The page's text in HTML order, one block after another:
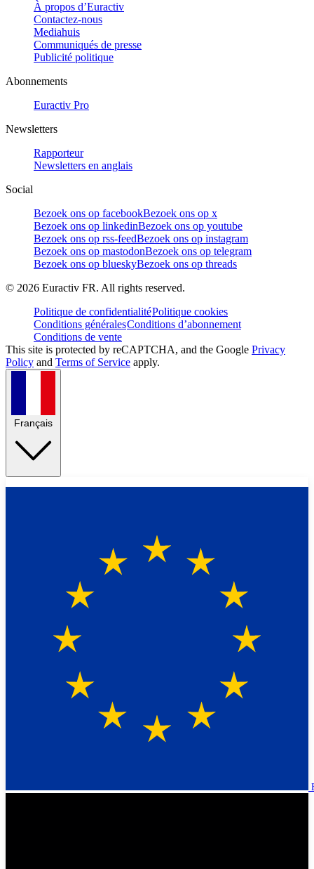
À propos d’Euractiv
Contactez-nous
Mediahuis
Communiqués de presse
Publicité politique
Abonnements
Euractiv Pro
Newsletters
Rapporteur
Newsletters en anglais
Social
Bezoek ons op facebookBezoek ons op x
Bezoek ons op linkedinBezoek ons op youtube
Bezoek ons op rss-feedBezoek ons op instagram
Bezoek ons op mastodonBezoek ons op telegram
Bezoek ons op blueskyBezoek ons op threads
© 2026 Euractiv FR. All rights reserved.
Politique de confidentialitéPolitique cookies
Conditions généralesConditions d’abonnement
Conditions de vente
This site is protected by reCAPTCHA, and the Google Privacy
Policy and Terms of Service apply.
Français